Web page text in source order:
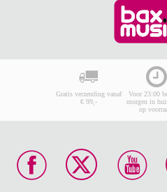
Gratis verzending vanaf
€ 99,-
Voor 23:00
morgen in
op